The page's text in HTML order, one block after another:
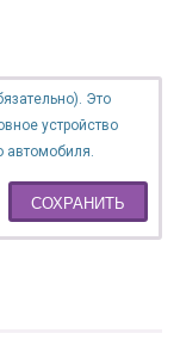
Это
устройство
автомобиля.
СОХРАНИТЬ